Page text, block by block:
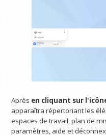
Après en cliquant sur
apparaîtra répertoriant les
espaces de travail, plan de
paramètres, aide et